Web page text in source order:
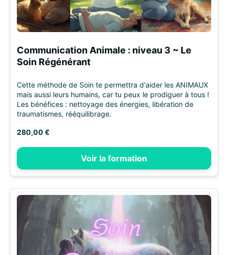
Communication Animale : niveau 3 ~ Le
Soin Régénérant
Cette méthode de Soin te permettra d'aider les ANIMAUX
mais aussi leurs humains, car tu peux le prodiguer à tous !
Les bénéfices : nettoyage des énergies, libération de
traumatismes, rééquilibrage.
280,00 €
Voir la formation